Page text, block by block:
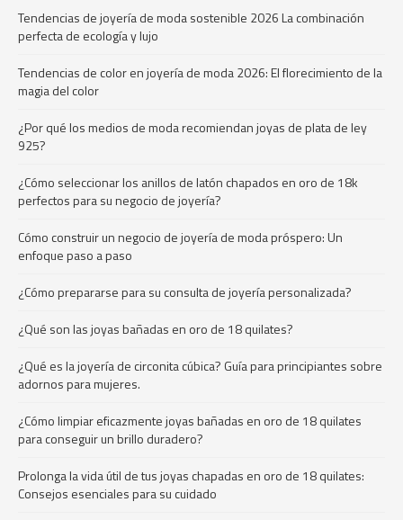
Tendencias de joyería de moda sostenible 2026 La combinación
perfecta de ecología y lujo
Tendencias de color en joyería de moda 2026: El florecimiento de la
magia del color
¿Por qué los medios de moda recomiendan joyas de plata de ley
925?
¿Cómo seleccionar los anillos de latón chapados en oro de 18k
perfectos para su negocio de joyería?
Cómo construir un negocio de joyería de moda próspero: Un
enfoque paso a paso
¿Cómo prepararse para su consulta de joyería personalizada?
¿Qué son las joyas bañadas en oro de 18 quilates?
¿Qué es la joyería de circonita cúbica? Guía para principiantes sobre
adornos para mujeres.
¿Cómo limpiar eficazmente joyas bañadas en oro de 18 quilates
para conseguir un brillo duradero?
Prolonga la vida útil de tus joyas chapadas en oro de 18 quilates:
Consejos esenciales para su cuidado